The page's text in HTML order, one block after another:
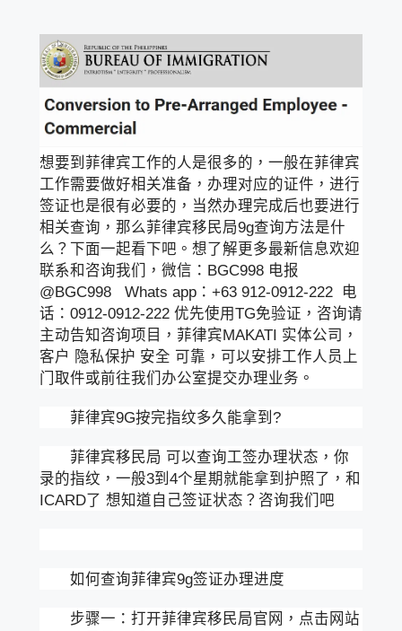
想要到菲律宾工作的人是很多的，一般在菲律宾
工作需要做好相关准备，办理对应的证件，进行
签证也是很有必要的，当然办理完成后也要进行
相关查询，那么菲律宾移民局9g查询方法是什
么？下面一起看下吧。想了解更多最新信息欢迎
联系和咨询我们，微信：BGC998 电报
@BGC998 Whats app：+63 912-0912-222 电
话：0912-0912-222 优先使用TG免验证，咨询请
主动告知咨询项目，菲律宾MAKATI 实体公司，
客户 隐私保护 安全 可靠，可以安排工作人员上
门取件或前往我们办公室提交办理业务。
菲律宾9G按完指纹多久能拿到?
菲律宾移民局 可以查询工签办理状态，你
录的指纹，一般3到4个星期就能拿到护照了，和
ICARD了 想知道自己签证状态？咨询我们吧
如何查询菲律宾9g签证办理进度
步骤一：打开菲律宾移民局官网，点击网站